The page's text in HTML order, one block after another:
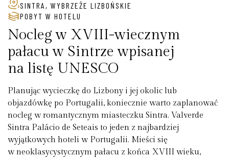
SINTRA, WYBRZEŻE LIZBOŃSKIE
POBYT W HOTELU
Nocleg w XVIII-wiecznym
pałacu w Sintrze wpisanej
na listę UNESCO
Planując wycieczkę do Lizbony i jej okolic lub
objazdówkę po Portugalii, koniecznie warto zaplanować
nocleg w romantycznym miasteczku Sintra. Valverde
Sintra Palácio de Seteais to jeden z najbardziej
wyjątkowych hoteli w Portugalii. Mieści się
w neoklasycystycznym pałacu z końca XVIII wieku,